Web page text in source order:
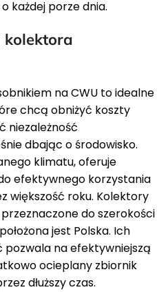
każdej porze dnia.
kolektora
na CWU to idealne
chcą obniżyć koszty
niezależność
dbając o środowisko.
klimatu, oferuje
efektywnego korzystania
większość roku. Kolektory
przeznaczone do szerokości
jest Polska. Ich
pozwala na efektywniejszą
ocieplany zbiornik
dłuższy czas.